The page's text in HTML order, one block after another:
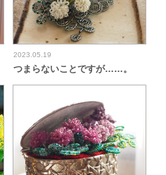
2023.05.19
つまらないことですが……。